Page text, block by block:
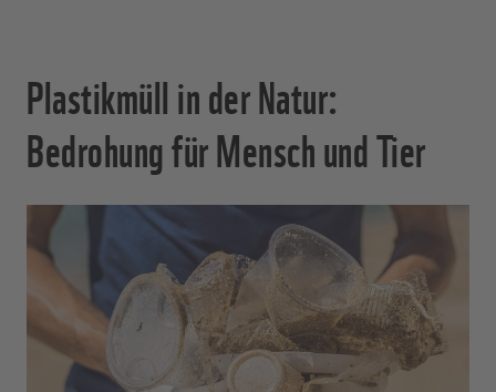
Plastikmüll in der Natur:
Bedrohung für Mensch und Tier